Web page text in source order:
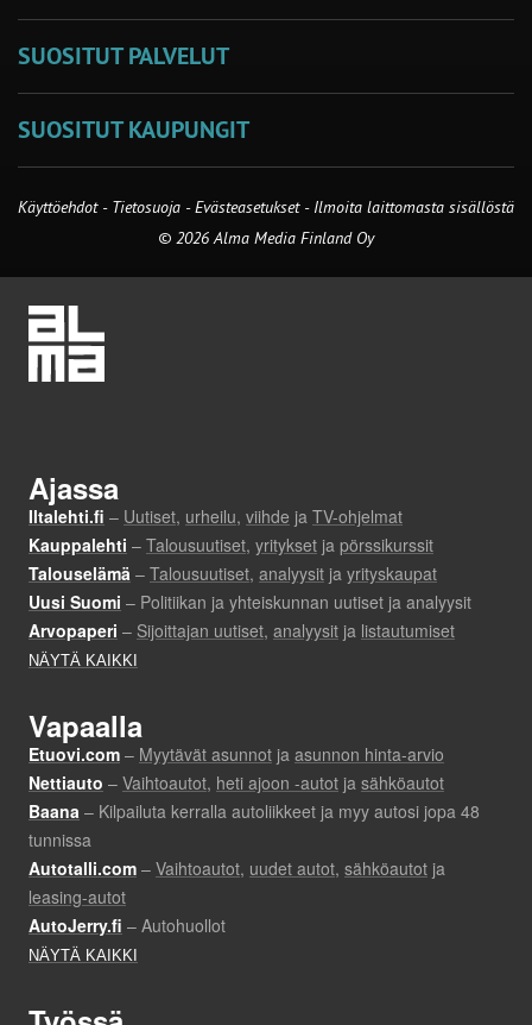
SUOSITUT PALVELUT
SUOSITUT KAUPUNGIT
Käyttöehdot - Tietosuoja -Evästeasetukset- Ilmoita laittomasta sisällöstä
© 2026 Alma Media Finland Oy